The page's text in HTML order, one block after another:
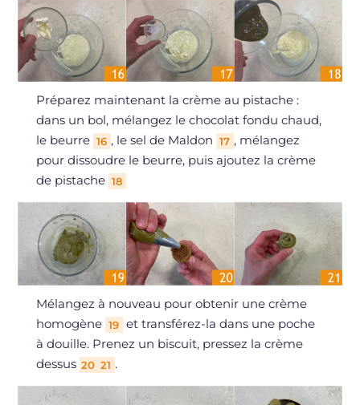
Préparez maintenant la crème au pistache :
dans un bol, mélangez le chocolat fondu chaud,
le beurre 16 , le sel de Maldon 17 , mélangez
pour dissoudre le beurre, puis ajoutez la crème
de pistache 18
Mélangez à nouveau pour obtenir une crème
homogène 19 et transférez-la dans une poche
à douille. Prenez un biscuit, pressez la crème
dessus 20 21 .